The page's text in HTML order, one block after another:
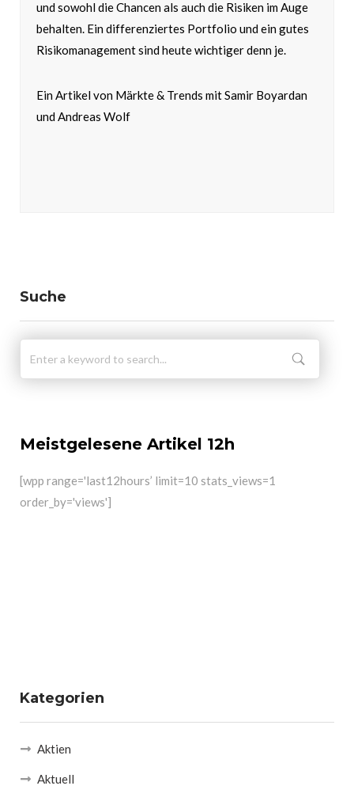
und sowohl die Chancen als auch die Risiken im Auge
behalten. Ein differenziertes Portfolio und ein gutes
Risikomanagement sind heute wichtiger denn je.
Ein Artikel von Märkte & Trends mit Samir Boyardan
und Andreas Wolf
Suche
Meistgelesene Artikel 12h
[wpp range='last12hours’ limit=10 stats_views=1
order_by='views']
Kategorien
Aktien
Aktuell